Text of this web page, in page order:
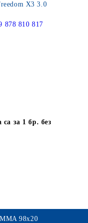
X3 3.0
878 810 817
за 1 бр. без
98x20